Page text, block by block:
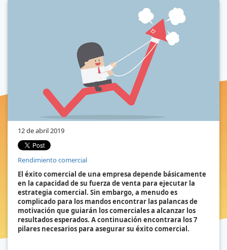
12 de abril 2019
Rendimiento comercial
El éxito comercial de una empresa depende básicamente
en la capacidad de su fuerza de venta para ejecutar la
estrategia comercial. Sin embargo, a menudo es
complicado para los mandos encontrar las palancas de
motivación que guiarán los comerciales a alcanzar los
resultados esperados. A continuación encontrara los 7
pilares necesarios para asegurar su éxito comercial.